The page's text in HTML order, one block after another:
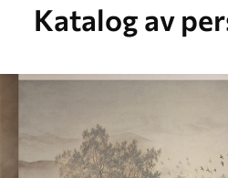
Katalog av